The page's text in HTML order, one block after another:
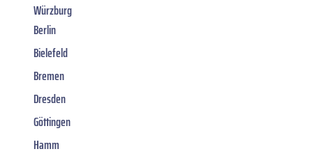
Würzburg
Berlin
Bielefeld
Bremen
Dresden
Göttingen
Hamm